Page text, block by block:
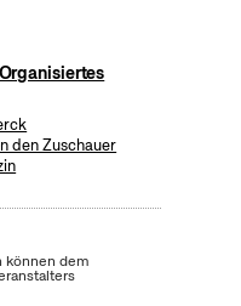
den Zuschauer
können dem